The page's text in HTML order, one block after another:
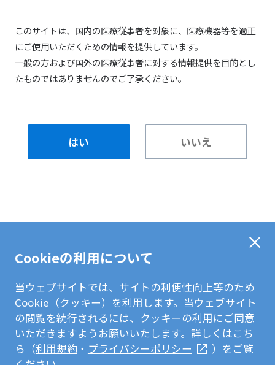
このサイトは、国内の医療従事者を対象に、医療機器等を適正
にご使用いただくための情報を提供しています。
一般の方および国外の医療従事者に対する情報提供を目的とし
たものではありませんのでご了承ください。
はい いいえ
Cookieの利用について
当ウェブサイトでは、サイトの利便性向上等のため
Cookie（クッキー）を利用します。当ウェブサイト
の閲覧を続行されるには、クッキーの利用にご同意
いただきますようお願いいたします。詳しくはこち
ら（利用規約・ プライバシーポリシー
）をご覧